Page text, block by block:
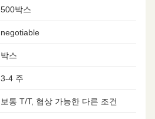
500박스
negotiable
박스
3-4 주
보통 T/T, 협상 가능한 다른 조건